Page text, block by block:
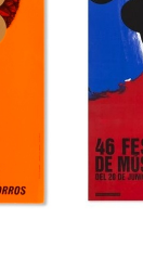
Museu del Disseny de Barcelona
39
de